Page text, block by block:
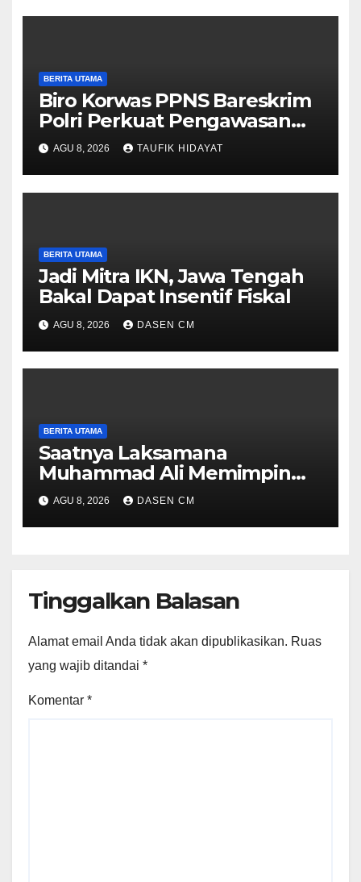
BERITA UTAMA
Biro Korwas PPNS Bareskrim
Polri Perkuat Pengawasan
untuk Dorong Penegakan
Hukum yang Profesional
AGU 8, 2026 TAUFIK HIDAYAT
BERITA UTAMA
Jadi Mitra IKN, Jawa Tengah
Bakal Dapat Insentif Fiskal
AGU 8, 2026 DASEN CM
BERITA UTAMA
Saatnya Laksamana
Muhammad Ali Memimpin
TNI: Menjaga Keseimbangan
Politik dan Soliditas
Antarmatra
AGU 8, 2026 DASEN CM
Tinggalkan Balasan
Alamat email Anda tidak akan dipublikasikan. Ruas
yang wajib ditandai *
Komentar *